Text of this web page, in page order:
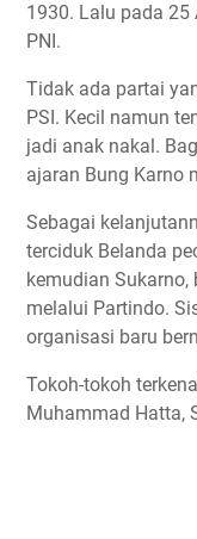
1930. Lalu pada 25
PNI.
Tidak ada partai
PSI. Kecil namun
jadi anak nakal.
ajaran Bung Karno
Sebagai
terciduk Belanda
kemudian Sukarno,
melalui Partindo.
organisasi baru
Tokoh-tokoh
Muhammad Hatta,